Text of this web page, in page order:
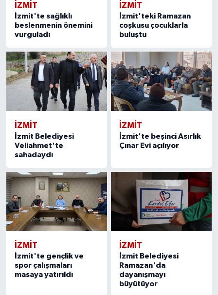
İZMİT
İzmit'te sağlıklı
beslenmenin önemini
vurguladı
İZMİT
İzmit'teki Ramazan
coşkusu çocuklarla
buluştu
İZMİT
İzmit Belediyesi
Veliahmet'te
sahadaydı
İZMİT
İzmit'te beşinci Asırlık
Çınar Evi açılıyor
İZMİT
İzmit'te gençlik ve
spor çalışmaları
masaya yatırıldı
İZMİT
İzmit Belediyesi
Ramazan'da
dayanışmayı
büyütüyor